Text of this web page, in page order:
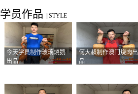
学员作品 STYLE
今天学员制作玻璃烧鹅
出品
何大叔制作澳门烧肉出
品